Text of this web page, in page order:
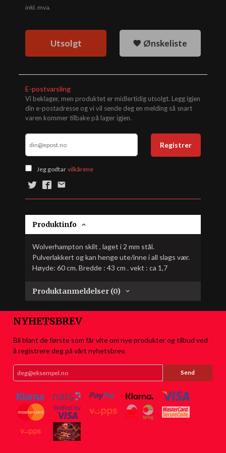
inkl. mva.
Utsolgt Ønskeliste
E-postvarsling
Vi beklager, men produktet er midlertidig utsolgt. Legg igjen
din e-postadresse og vi vil sende deg en melding så snart
varen kommer tilbake på lager igjen.
Jeg godtar vilkårene
Registrer
Produktinfo
Wolverhampton skilt , laget i 2 mm stål.
Pulverlakkert og kan henge ute/inne i all slags vær.
Høyde: 60 cm. Bredde : 43 cm . vekt : ca 1,7
Produktanmeldelser (0)
NYHETSBREV
Bli blant de første som får vite om nye produkter og tilbud ved
å registrere deg på vårt nyhetsbrev.